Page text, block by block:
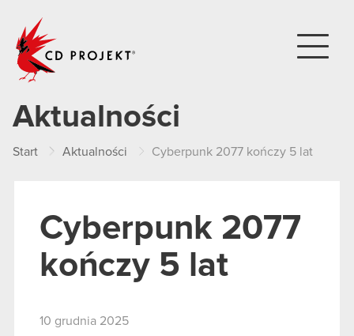
Aktualności
Start Aktualności Cyberpunk 2077 kończy 5 lat
Cyberpunk 2077
kończy 5 lat
10 grudnia 2025